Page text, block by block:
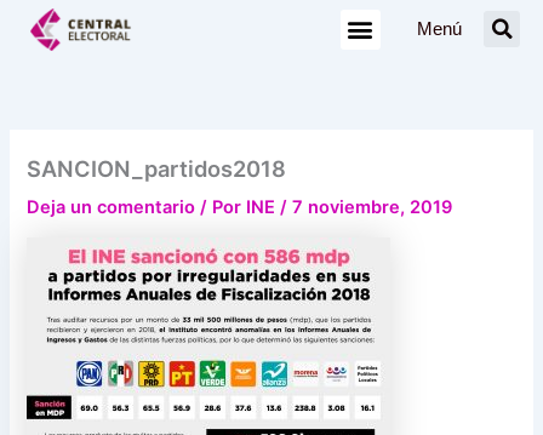
Menú
SANCION_partidos2018
Deja un comentario / Por INE/7 noviembre, 2019